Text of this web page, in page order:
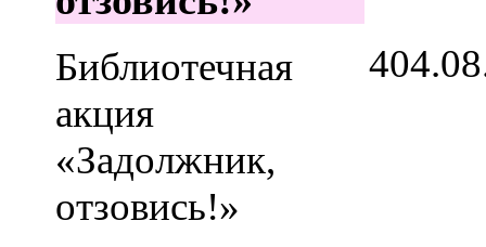
Библиотечная
акция
«Задолжник,
отзовись!»
4